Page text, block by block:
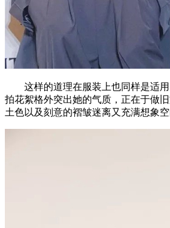
这样的道理在服装上也同样是适用
拍花絮格外突出她的气质，正在于做
土色以及刻意的褶皱迷离又充满想象空